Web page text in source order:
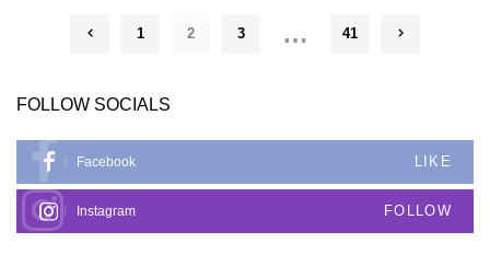
1 2 3 … 41
FOLLOW SOCIALS
Facebook LIKE
Instagram FOLLOW